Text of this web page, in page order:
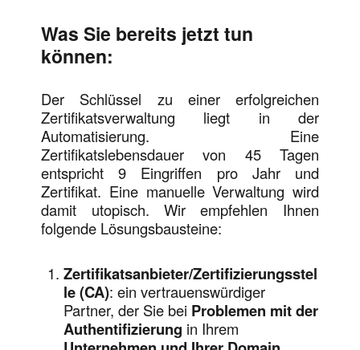
Was Sie bereits jetzt tun
können:
Der Schlüssel zu einer erfolgreichen
Zertifikatsverwaltung liegt in der
Automatisierung. Eine
Zertifikatslebensdauer von 45 Tagen
entspricht 9 Eingriffen pro Jahr und
Zertifikat. Eine manuelle Verwaltung wird
damit utopisch. Wir empfehlen Ihnen
folgende Lösungsbausteine:
Zertifikatsanbieter/Zertifizierungsstel
le (CA): ein vertrauenswürdiger
Partner, der Sie bei Problemen mit der
Authentifizierung in Ihrem